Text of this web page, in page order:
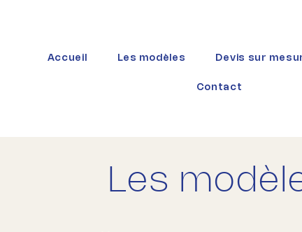
Accueil Les modèles Devis sur
Contact
Les